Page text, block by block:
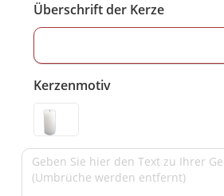
Überschrift der Kerze
Kerzenmotiv